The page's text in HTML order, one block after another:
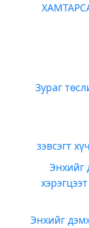
Зураг
зэвсэгт
Энхийг
Энхийг